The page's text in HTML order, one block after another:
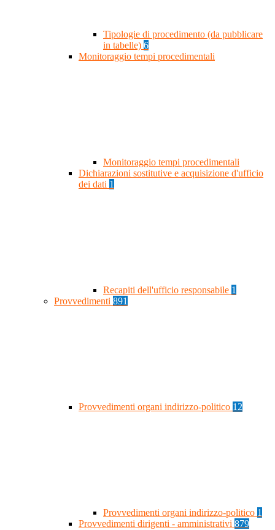
Tipologie di procedimento (da pubblicare
in tabelle) 6
Monitoraggio tempi procedimentali
Monitoraggio tempi procedimentali
Dichiarazioni sostitutive e acquisizione d'ufficio
dei dati 1
Recapiti dell'ufficio responsabile 1
Provvedimenti 891
Provvedimenti organi indirizzo-politico 12
Provvedimenti organi indirizzo-politico 1
Provvedimenti dirigenti - amministrativi 879